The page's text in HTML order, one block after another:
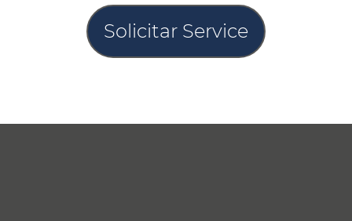
Solicitar Service